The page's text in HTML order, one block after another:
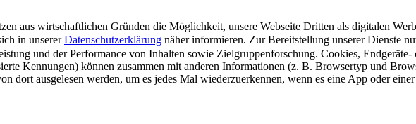
aus wirtschaftlichen Gründen die Möglichkeit, unsere Webseite Dritten als digitalen
in unsererDatenschutzerklärung näher informieren. Zur Bereitstellung unserer Dienste
und der Performance von Inhalten sowie Zielgruppenforschung. Cookies,
Kennungen) können zusammen mit anderen Informationen (z. B. Browsertyp und
dort ausgelesen werden, um es jedes Mal wiederzuerkennen, wenn es eine App oder